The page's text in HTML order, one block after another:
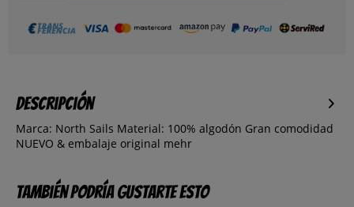
Descripción
Marca: North Sails Material: 100% algodón Gran comodidad
NUEVO & embalaje original mehr
También podría gustarte esto